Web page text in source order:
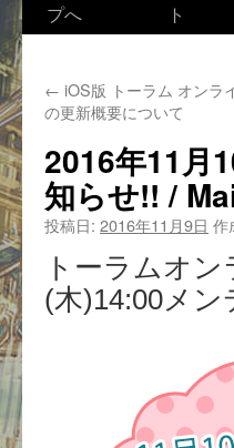
プへ
ト
← iOS版 トーラム オンラ
の更新概要について
2016年11月
知らせ!! /
投稿日: 2016年11月9日 作
トーラムオ
(木)14:00メ